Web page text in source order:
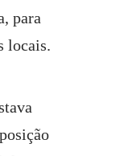
para
locais.